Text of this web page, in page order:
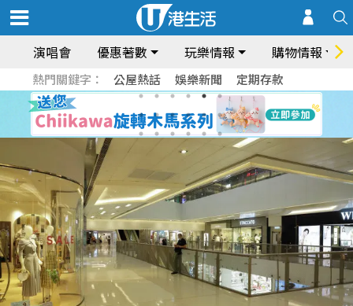
演唱會 優惠著數 玩樂情報 購物情報
熱門關鍵字： 公屋熱話 娛樂新聞 定期存款